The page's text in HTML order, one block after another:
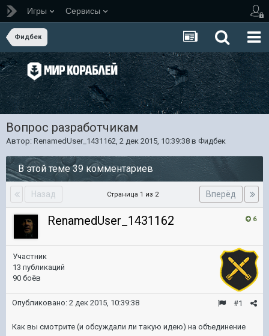
Игры Сервисы
Фидбек
Вопрос разработчикам
Автор: RenamedUser_1431162, 2 дек 2015, 10:39:38 в Фидбек
В этой теме 39 комментариев
Назад Вперёд
Страница 1 из 2
6
RenamedUser_1431162
Участник
13 публикаций
90 боёв
#1
Опубликовано: 2 дек 2015, 10:39:38
Как вы смотрите (и обсуждали ли такую идею) на объединение